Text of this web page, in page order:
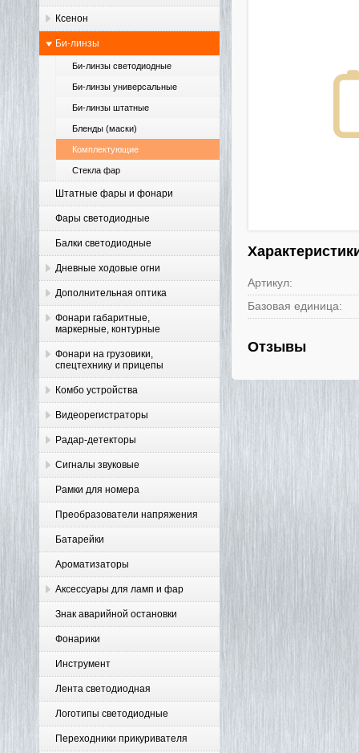
Ксенон
Би-линзы
Би-линзы светодиодные
Би-линзы универсальные
Би-линзы штатные
Бленды (маски)
Комплектующие
Стекла фар
Штатные фары и фонари
Фары светодиодные
Балки светодиодные
Дневные ходовые огни
Дополнительная оптика
Фонари габаритные,
маркерные, контурные
Фонари на грузовики,
спецтехнику и прицепы
Комбо устройства
Видеорегистраторы
Радар-детекторы
Сигналы звуковые
Рамки для номера
Преобразователи напряжения
Батарейки
Ароматизаторы
Аксессуары для ламп и фар
Знак аварийной остановки
Фонарики
Инструмент
Лента светодиодная
Логотипы светодиодные
Переходники прикуривателя
Артикул:
Базовая единица:
Отзывы